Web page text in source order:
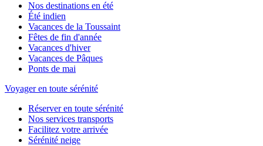
Nos destinations en été
Été indien
Vacances de la Toussaint
Fêtes de fin d'année
Vacances d'hiver
Vacances de Pâques
Ponts de mai
Voyager en toute sérénité
Réserver en toute sérénité
Nos services transports
Facilitez votre arrivée
Sérénité neige